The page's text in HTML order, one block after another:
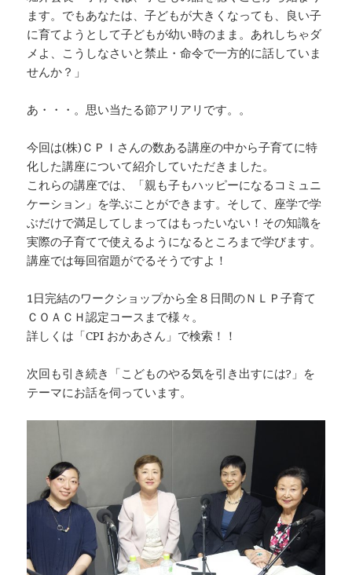
ます。でもあなたは、子どもが大きくなっても、良い子
に育てようとして子どもが幼い時のまま。あれしちゃダ
メよ、こうしなさいと禁止・命令で一方的に話していま
せんか？」
あ・・・。思い当たる節アリアリです。。
今回は(株)ＣＰＩさんの数ある講座の中から子育てに特
化した講座について紹介していただきました。
これらの講座では、「親も子もハッピーになるコミュニ
ケーション」を学ぶことができます。そして、座学で学
ぶだけで満足してしまってはもったいない！その知識を
実際の子育てで使えるようになるところまで学びます。
講座では毎回宿題がでるそうですよ！
1日完結のワークショップから全８日間のＮＬＰ子育て
ＣＯＡＣＨ認定コースまで様々。
詳しくは「CPI おかあさん」で検索！！
次回も引き続き「こどものやる気を引き出すには?」を
テーマにお話を伺っています。